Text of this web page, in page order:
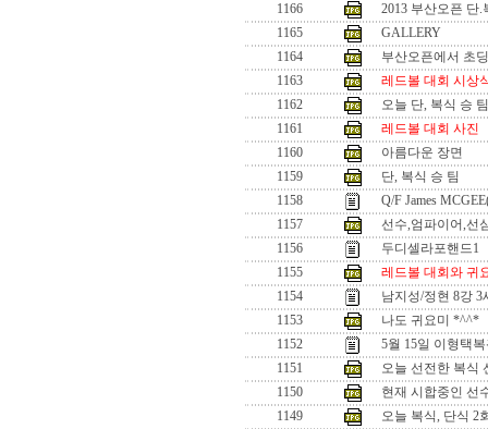
1166
2013 부산오픈 단
1165
GALLERY
1164
부산오픈에서 초
1163
레드볼 대회 시상
1162
오늘 단, 복식 승 팀
1161
레드볼 대회 사진
1160
아름다운 장면
1159
단, 복식 승 팀
1158
Q/F James
1157
선수,엄파이어,선
1156
두디셀라포핸드1
1155
레드볼 대회와 귀
1154
남지성/정현 8강 3
1153
나도 귀요미 *^^*
1152
5월 15일 이형택
1151
오늘 선전한 복식
1150
현재 시합중인 선
1149
오늘 복식, 단식 2